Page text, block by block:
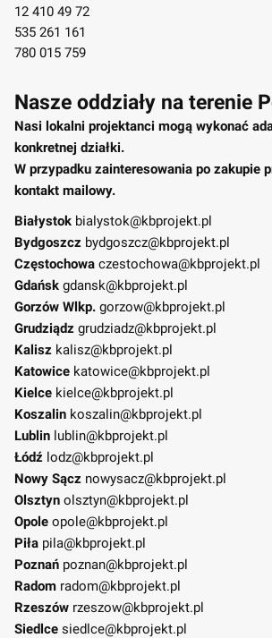
12 410 49 72
535 261 161
780 015 759
Nasze oddziały na terenie
Nasi lokalni projektanci mogą wykonać
konkretnej działki.
W przypadku zainteresowania po zakupie
kontakt mailowy.
Białystok bialystok@kbprojekt.pl
Bydgoszcz bydgoszcz@kbprojekt.pl
Częstochowa czestochowa@kbprojekt.pl
Gdańsk gdansk@kbprojekt.pl
Gorzów Wlkp. gorzow@kbprojekt.pl
Grudziądz grudziadz@kbprojekt.pl
Kalisz kalisz@kbprojekt.pl
Katowice katowice@kbprojekt.pl
Kielce kielce@kbprojekt.pl
Koszalin koszalin@kbprojekt.pl
Lublin lublin@kbprojekt.pl
Łódź lodz@kbprojekt.pl
Nowy Sącz nowysacz@kbprojekt.pl
Olsztyn olsztyn@kbprojekt.pl
Opole opole@kbprojekt.pl
Piła pila@kbprojekt.pl
Poznań poznan@kbprojekt.pl
Radom radom@kbprojekt.pl
Rzeszów rzeszow@kbprojekt.pl
Siedlce siedlce@kbprojekt.pl